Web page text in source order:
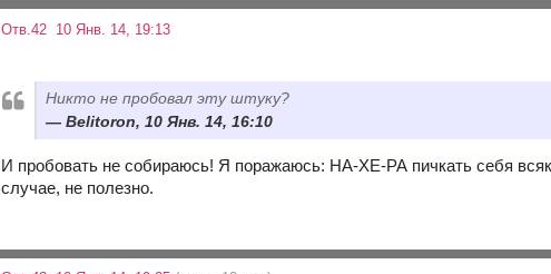
Отв.42 10 Янв. 14, 19:13
Никто не пробовал эту штуку?
Belitoron, 10 Янв. 14, 16:10
И пробовать не собираюсь! Я поражаюсь: НА-ХЕ-РА пичкать себя
случае, не полезно.